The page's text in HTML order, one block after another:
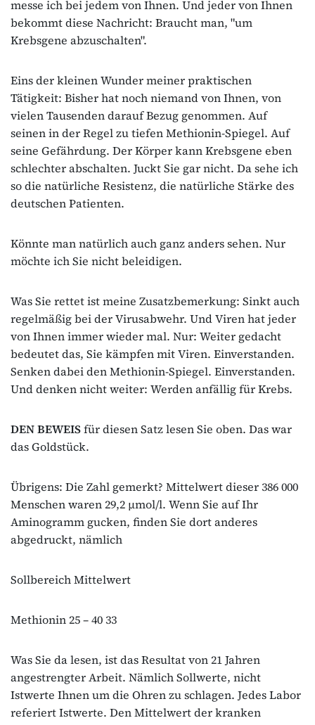
messe ich bei jedem von Ihnen. Und jeder von Ihnen
bekommt diese Nachricht: Braucht man, "um
Krebsgene abzuschalten".
Eins der kleinen Wunder meiner praktischen
Tätigkeit: Bisher hat noch niemand von Ihnen, von
vielen Tausenden darauf Bezug genommen. Auf
seinen in der Regel zu tiefen Methionin-Spiegel. Auf
seine Gefährdung. Der Körper kann Krebsgene eben
schlechter abschalten. Juckt Sie gar nicht. Da sehe ich
so die natürliche Resistenz, die natürliche Stärke des
deutschen Patienten.
Könnte man natürlich auch ganz anders sehen. Nur
möchte ich Sie nicht beleidigen.
Was Sie rettet ist meine Zusatzbemerkung: Sinkt auch
regelmäßig bei der Virusabwehr. Und Viren hat jeder
von Ihnen immer wieder mal. Nur: Weiter gedacht
bedeutet das, Sie kämpfen mit Viren. Einverstanden.
Senken dabei den Methionin-Spiegel. Einverstanden.
Und denken nicht weiter: Werden anfällig für Krebs.
DEN BEWEISfür diesen Satz lesen Sie oben. Das war
das Goldstück.
Übrigens: Die Zahl gemerkt? Mittelwert dieser 386 000
Menschen waren 29,2 μmol/l. Wenn Sie auf Ihr
Aminogramm gucken, finden Sie dort anderes
abgedruckt, nämlich
Sollbereich Mittelwert
Methionin 25 – 40 33
Was Sie da lesen, ist das Resultat von 21 Jahren
angestrengter Arbeit. Nämlich Sollwerte, nicht
Istwerte Ihnen um die Ohren zu schlagen. Jedes Labor
referiert Istwerte. Den Mittelwert der kranken